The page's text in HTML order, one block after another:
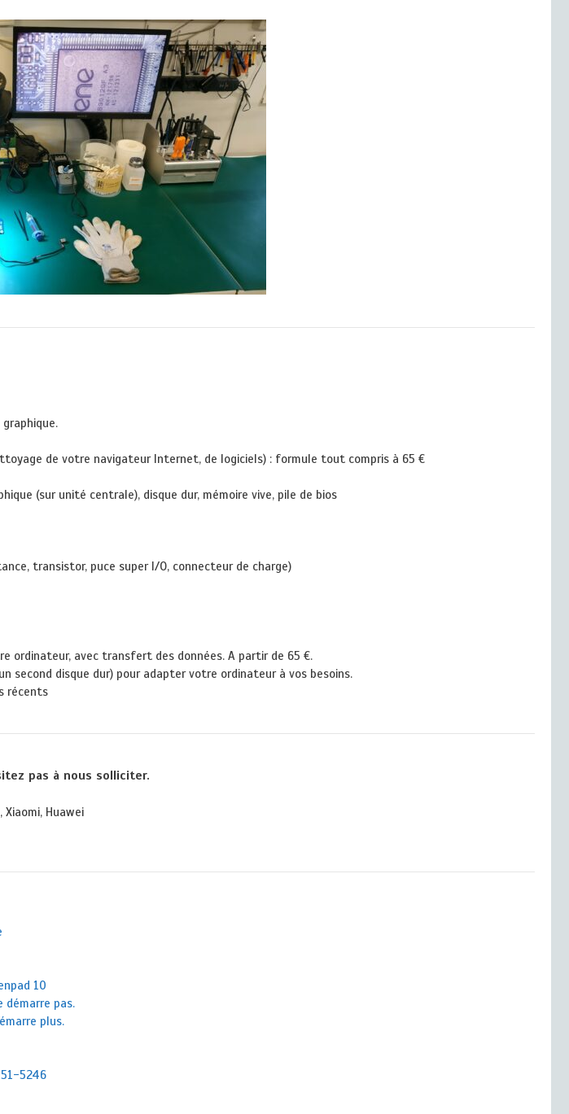
de votre navigateur Internet, de logiciels) : formule tout compris à 65 €
(sur unité centrale), disque dur, mémoire vive, pile de bios
transistor, puce super I/O, connecteur de charge)
ordinateur, avec transfert des données. A partir de 65 €.
second disque dur) pour adapter votre ordinateur à vos besoins.
récents
pas à nous solliciter.
Huawei
10
démarre pas.
plus.
5246